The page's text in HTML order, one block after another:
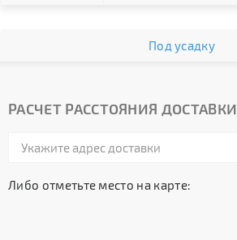
Под усадку
РАСЧЕТ РАССТОЯНИЯ ДОСТАВКИ
Либо отметьте место на карте: